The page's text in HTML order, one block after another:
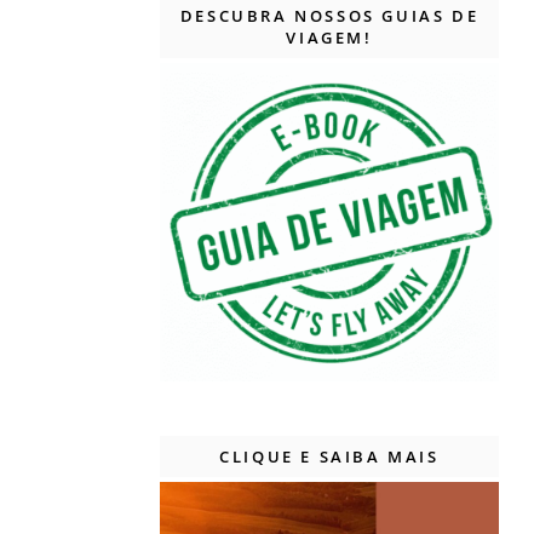
DESCUBRA NOSSOS GUIAS DE
VIAGEM!
CLIQUE E SAIBA MAIS